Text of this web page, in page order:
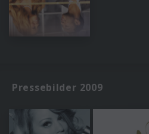
Pressebilder 2009